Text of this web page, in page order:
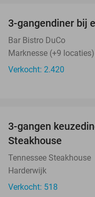
3-gangendiner bij
Bar Bistro DuCo
Marknesse (+9 locaties)
Verkocht: 2.420
3-gangen
Steakhouse
Tennessee Steakhouse
Harderwijk
Verkocht: 518